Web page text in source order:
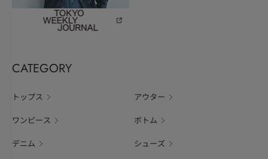
CATEGORY
トップス アウター
ワンピース ボトム
デニム シューズ